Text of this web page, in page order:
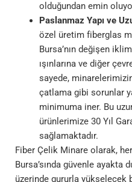
olduğundan emin
Paslanmaz Yapı ve
özel üretim fiberglas
Bursa’nın değişen
ışınlarına ve diğer
sayede,
çatlama gibi sorunlar
minimuma iner. Bu
ürünlerimize 30 Yıl
sağlamaktadır.
Fiber Çelik Minare olarak,
Bursa’sında güvenle ayakta
üzerinde gururla yükselecek